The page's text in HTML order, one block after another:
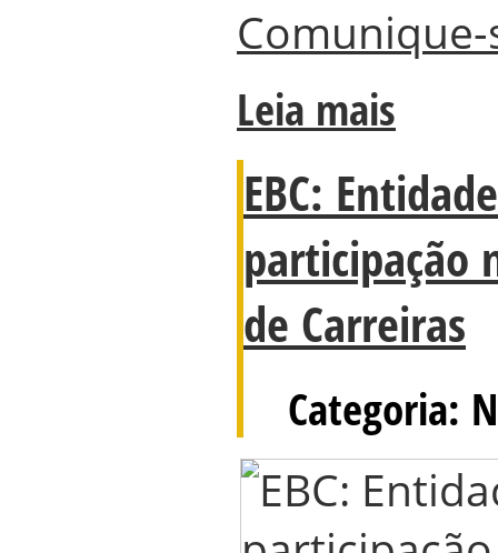
Comunique-
Leia mais
EBC:
participação
de Carreiras
Categoria: